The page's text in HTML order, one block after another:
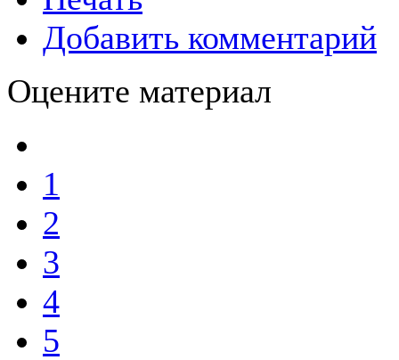
Добавить комментарий
Оцените материал
1
2
3
4
5